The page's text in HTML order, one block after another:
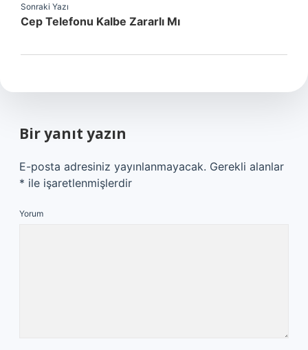
Sonraki Yazı
Cep Telefonu Kalbe Zararlı Mı
Bir yanıt yazın
E-posta adresiniz yayınlanmayacak. Gerekli alanlar
* ile işaretlenmişlerdir
Yorum